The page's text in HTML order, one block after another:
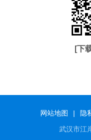
[下
网站地图 | 隐
武汉市江